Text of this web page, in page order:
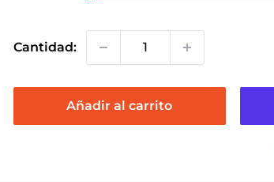
Cantidad:
Añadir al carrito